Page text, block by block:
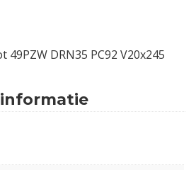
49PZW DRN35 PC92 V20x245